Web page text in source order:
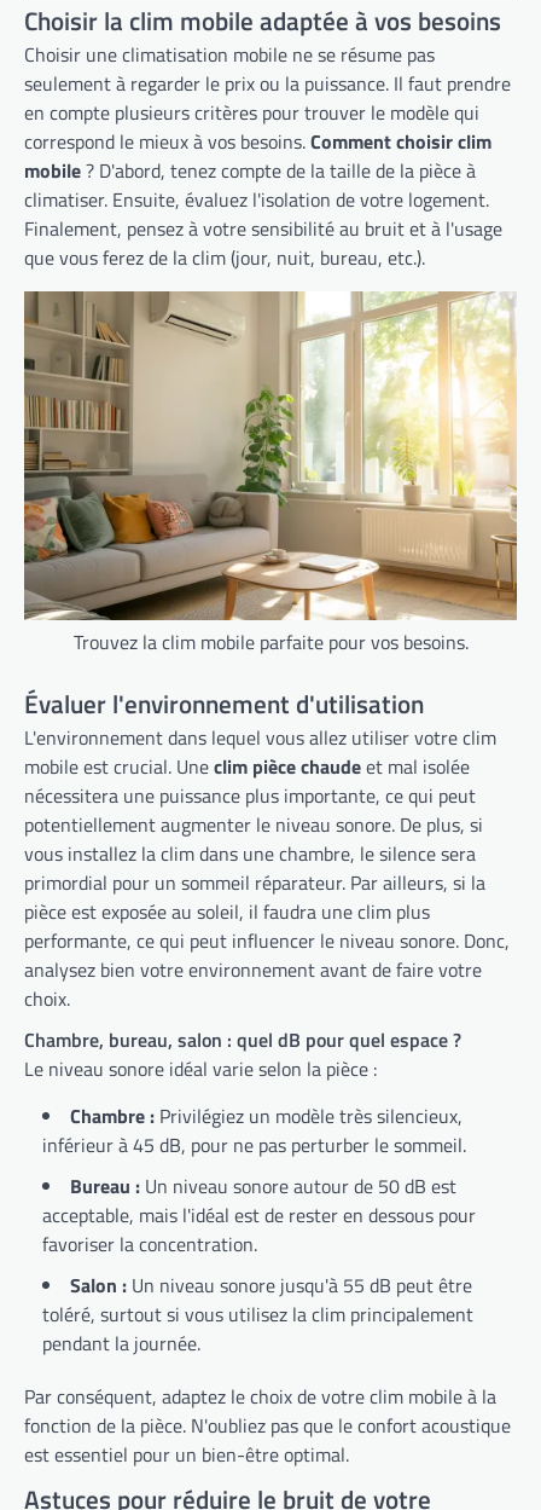
Choisir la clim mobile adaptée à vos besoins
Choisir une climatisation mobile ne se résume pas
seulement à regarder le prix ou la puissance. Il faut prendre
en compte plusieurs critères pour trouver le modèle qui
correspond le mieux à vos besoins.Comment choisir clim
mobile? D'abord, tenez compte de la taille de la pièce à
climatiser. Ensuite, évaluez l'isolation de votre logement.
Finalement, pensez à votre sensibilité au bruit et à l'usage
que vous ferez de la clim (jour, nuit, bureau, etc.).
Trouvez la clim mobile parfaite pour vos besoins.
Évaluer l'environnement d'utilisation
L'environnement dans lequel vous allez utiliser votre clim
mobile est crucial. Uneclim pièce chaudeet mal isolée
nécessitera une puissance plus importante, ce qui peut
potentiellement augmenter le niveau sonore. De plus, si
vous installez la clim dans une chambre, le silence sera
primordial pour un sommeil réparateur. Par ailleurs, si la
pièce est exposée au soleil, il faudra une clim plus
performante, ce qui peut influencer le niveau sonore. Donc,
analysez bien votre environnement avant de faire votre
choix.
Chambre, bureau, salon : quel dB pour quel espace ?
Le niveau sonore idéal varie selon la pièce :
Chambre : Privilégiez un modèle très silencieux,
inférieur à 45 dB, pour ne pas perturber le sommeil.
Bureau : Un niveau sonore autour de 50 dB est
acceptable, mais l'idéal est de rester en dessous pour
favoriser la concentration.
Salon : Un niveau sonore jusqu'à 55 dB peut être
toléré, surtout si vous utilisez la clim principalement
pendant la journée.
Par conséquent, adaptez le choix de votre clim mobile à la
fonction de la pièce. N'oubliez pas que le confort acoustique
est essentiel pour un bien-être optimal.
Astuces pour réduire le bruit de votre